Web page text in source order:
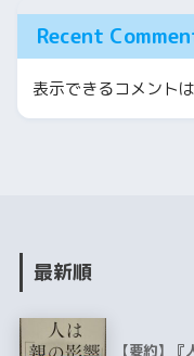
Recent
表示できるコメント
最新順
【要約】